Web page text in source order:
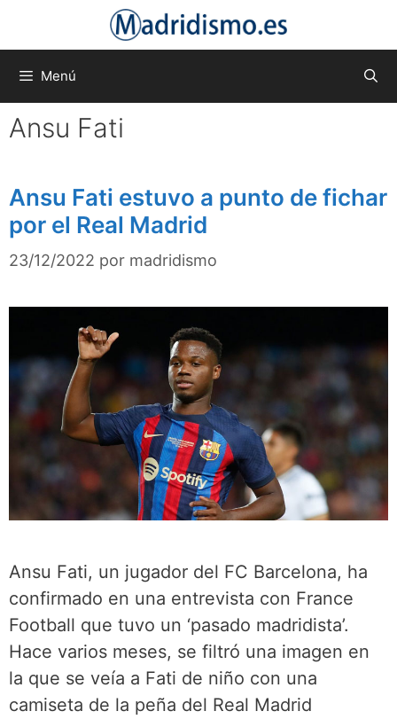
Menú
Ansu Fati
Ansu Fati estuvo a punto de fichar
por el Real Madrid
23/12/2022 por madridismo
Ansu Fati, un jugador del FC Barcelona, ha
confirmado en una entrevista con France
Football que tuvo un ‘pasado madridista’.
Hace varios meses, se filtró una imagen en
la que se veía a Fati de niño con una
camiseta de la peña del Real Madrid